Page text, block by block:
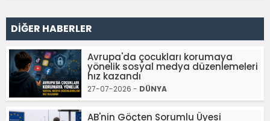
DİĞER HABERLER
Avrupa'da çocukları korumaya
yönelik sosyal medya düzenlemeleri
hız kazandı
27-07-2026 - DÜNYA
AB'nin Göçten Sorumlu Üyesi